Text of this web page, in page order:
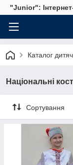
"Junior":
Каталог
Національні
Сортування